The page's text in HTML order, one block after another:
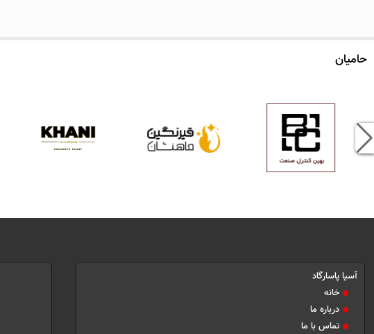
حامیان
آسیا پاسارگاد
خانه
درباره ما
تماس با ما